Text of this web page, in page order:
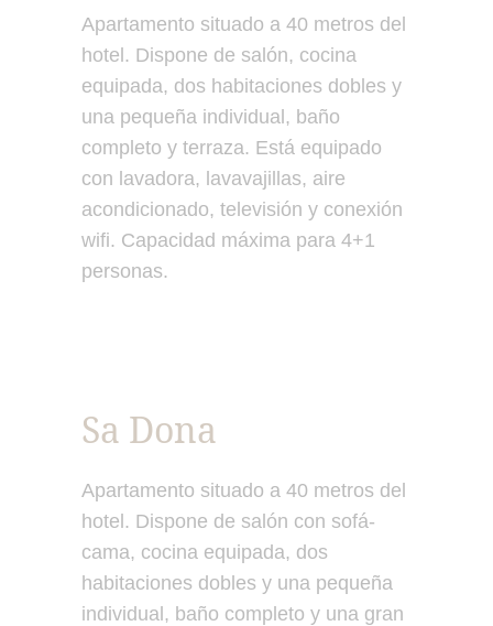
Apartamento situado a 40 metros del
hotel. Dispone de salón, cocina
equipada, dos habitaciones dobles y
una pequeña individual, baño
completo y terraza. Está equipado
con lavadora, lavavajillas, aire
acondicionado, televisión y conexión
wifi. Capacidad máxima para 4+1
personas.
Sa Dona
Apartamento situado a 40 metros del
hotel. Dispone de salón con sofá-
cama, cocina equipada, dos
habitaciones dobles y una pequeña
individual, baño completo y una gran